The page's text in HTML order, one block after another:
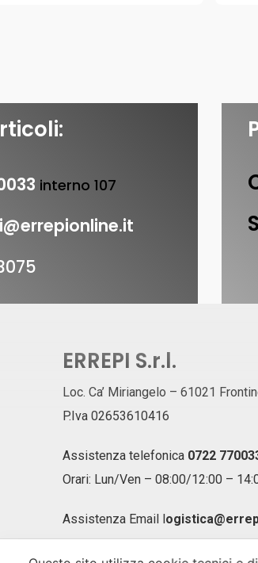
interno 107
ERREPI S.r.l.
Loc. Ca’ Miriangelo – 61021
P.Iva 02653610416
Assistenza telefonica 0722
Orari: Lun/Ven – 08:00/12:00 –
Assistenza Email l